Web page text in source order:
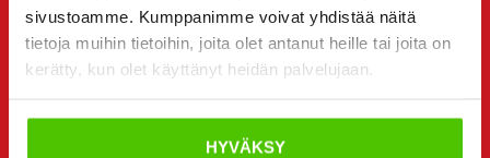
sivustoamme. Kumppanimme voivat yhdistää näitä
tietoja muihin tietoihin, joita olet antanut heille tai joita on
kerätty, kun olet käyttänyt heidän palvelujaan.
HYVÄKSY
tietosuojaselosteestamme.